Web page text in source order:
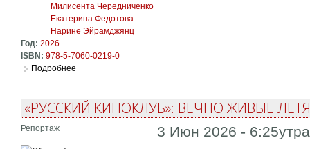
Милисента Чередниченко
Екатерина Федотова
Нарине Эйрамджянц
Год: 2026
ISBN: 978-5-7060-0219-0
Подробнее
«РУССКИЙ КИНОКЛУБ»: ВЕЧНО ЖИВЫЕ
Репортаж 3 Июн 2026 - 6:25утра